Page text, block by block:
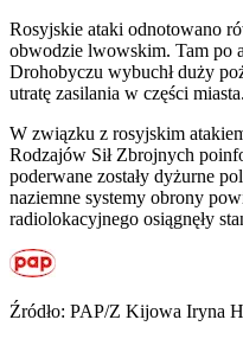
Rosyjskie ataki odnotowano
obwodzie lwowskim. Tam po
Drohobyczu wybuchł duży
utratę zasilania w części miasta.
W związku z rosyjskim
Rodzajów Sił Zbrojnych
poderwane zostały dyżurne
naziemne systemy obrony
radiolokacyjnego osiągnęły
Źródło: PAP/Z Kijowa Iryna